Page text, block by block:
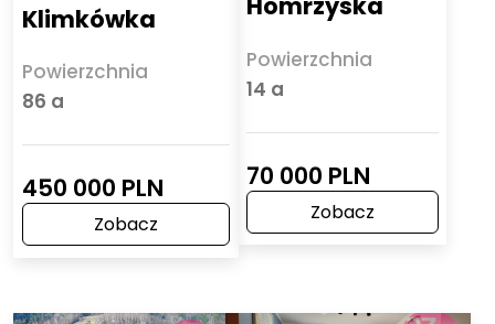
Klimkówka
Powierzchnia
86 a
450 000 PLN
Zobacz
Homrzyska
Powierzchnia
14 a
70 000 PLN
Zobacz